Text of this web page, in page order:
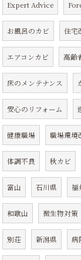
Expert Advice
お風呂のカビ 住宅
エアコンカビ 高齢
床のメンテナンス
安心のリフォーム
健康職場 職場環境
体調不良 秋カビ
富山 石川県 福
和歌山 微生物対策
別荘 新潟県 病